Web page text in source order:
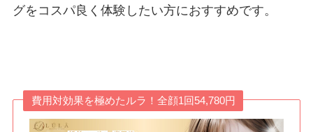
グをコスパ良く体験したい方におすすめです。
費用対効果を極めたルラ！全顔1回54,780円